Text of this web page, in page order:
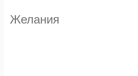
Желания